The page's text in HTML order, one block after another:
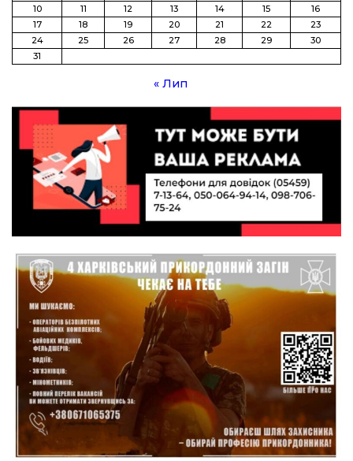
14:37
21 лип
Захищав кордон до останнього подиху:
пам’яті полеглого прикордонника Олександра
Кичаня (ВІДЕО)
21 лип
Від штанги до «крил»: як спорт і характер
11:19
21 лип
На щиті повертається додому:
Краснопільська громада втратила 27-річного
Захисника Сергія Балабаєнка
19 лип
10:49
19 лип
Інтелектуальні злети та творчі перемоги:
історія успіху випускниці Вікторії Кондратенко
10:40
19 лип
Вірний присязі до останнього подиху:
підтримайте петицію про присвоєння звання
«Герой України» (посмертно) прикордоннику
Олександру Бойку
20:34
17 лип
Кохання попри все: як українці створюють сім’ї
в реаліях 2026 року
10
11 12 13 14 15
16
17
18 19 20 21 22
23
24
25 26 27 28 29
30
31
« Лип